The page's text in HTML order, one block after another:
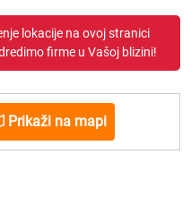
lokacije na ovoj stranici
firme u Vašoj blizini!
Prikaži na mapi